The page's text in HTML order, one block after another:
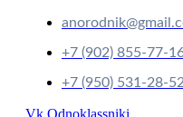
+7 (902) 855-77-
+7 (950) 531-28-52
Vk Odnoklassniki